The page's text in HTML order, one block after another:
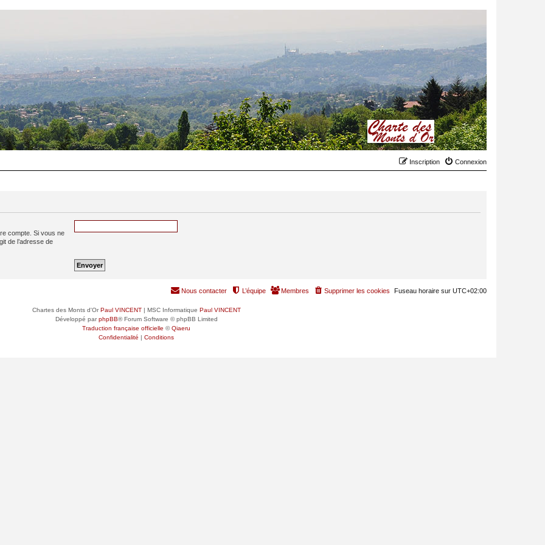
Connexion
Inscription
compte. Si vous ne
de l’adresse de
Fuseau horaire sur UTC+02:00
Supprimer les cookies
Membres
L’équipe
Nous contacter
Chartes des Monts d'OrPaul VINCENT| MSC Informatique Paul VINCENT
Développé parphpBB® Forum Software © phpBB Limited
Traduction française officielle ©Qiaeru
Confidentialité | Conditions